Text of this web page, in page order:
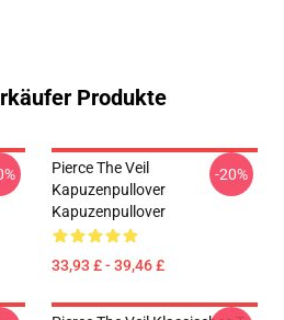
Produkte
Pierce The Veil
Kapuzenpullover
Kapuzenpullover
33,93 £ - 39,46 £
-20%